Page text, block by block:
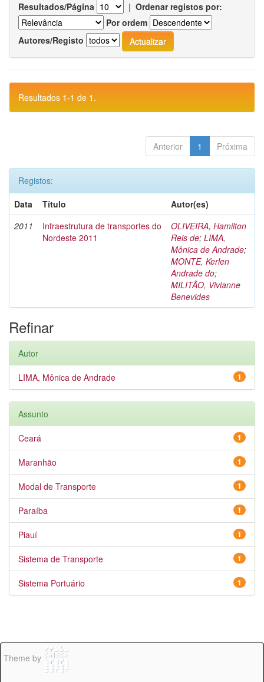
Resultados/Página | Ordenar registos por:
Por ordem
Autores/Registo
Resultados 1-1 de 1.
Anterior 1 Próxima
Registos:
Data
Título
Autor(es)
2011
Infraestrutura de transportes do
Nordeste 2011
OLIVEIRA, Hamilton
Reis de; LIMA,
Mônica de Andrade;
MONTE, Kerlen
Andrade do;
MILITÃO, Vivianne
Benevides
Refinar
Autor
1
LIMA, Mônica de Andrade
Assunto
1
Ceará
1
Maranhão
1
Modal de Transporte
1
Paraíba
1
Piauí
1
Sistema de Transporte
1
Sistema Portuário
Theme by